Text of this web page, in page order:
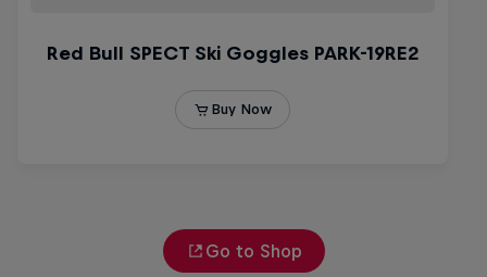
Go to Shop